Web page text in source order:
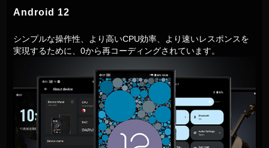
Android 12
シンプルな操作性、より高いCPU効率、より速いレスポンスを
実現するために、0から再コーディングされています。